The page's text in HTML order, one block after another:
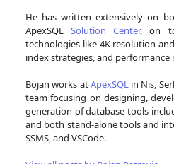
He has written extensively on
ApexSQLSolution Center, on
technologies like 4K resolution
index strategies, and
Bojan works atApexSQLin Nis,
team focusing on designing,
generation of database tools
and both stand-alone tools and
SSMS, and VSCode.